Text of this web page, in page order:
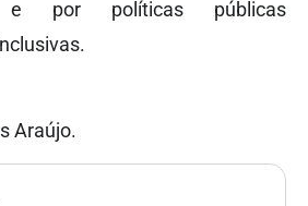
e por políticas públicas
Araújo.